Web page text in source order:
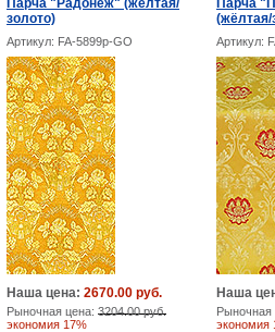
Парча "Радонеж" (жёлтая/
золото)
Парча
(жёлтая/
Артикул: FA-5899p-GO Артикул:
Наша цена: 2670.00 руб.
Рыночная цена: 3204.00 руб.
экономия 17%
Наша
экономия